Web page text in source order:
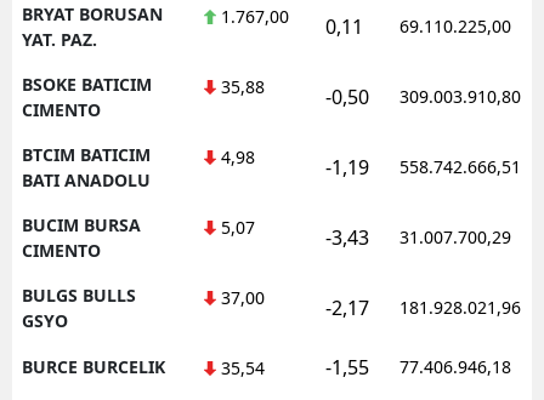
BRYAT BORUSAN
YAT. PAZ.
1.767,00 0,11 69.110.225,00
BSOKE BATICIM
CIMENTO
35,88 -0,50 309.003.910,80
BTCIM BATICIM
BATI ANADOLU
4,98 -1,19 558.742.666,51
BUCIM BURSA
CIMENTO
5,07 -3,43 31.007.700,29
BULGS BULLS
GSYO
37,00 -2,17 181.928.021,96
BURCE BURCELIK 35,54 -1,55 77.406.946,18